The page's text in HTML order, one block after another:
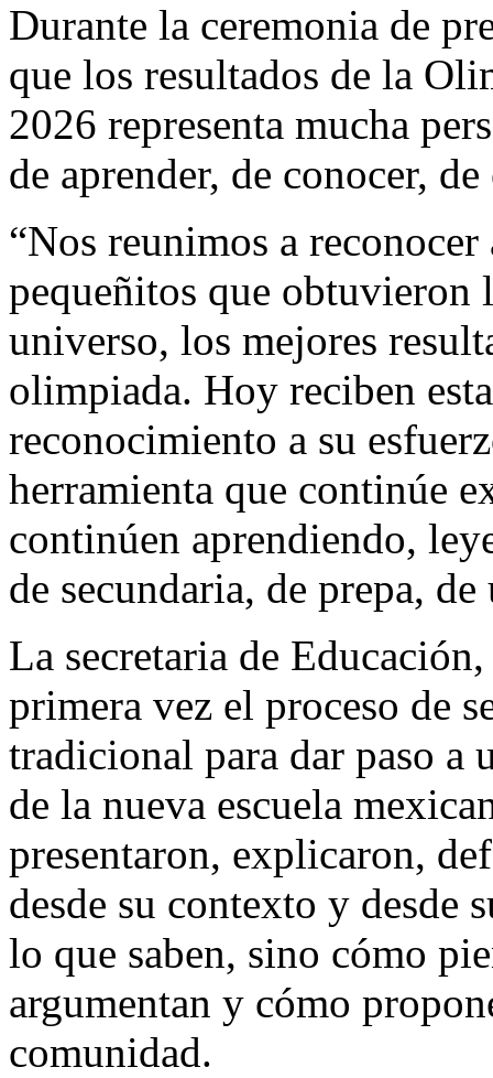
Durante la ceremonia de
que los resultados de la
2026 representa mucha
de aprender, de conocer,
“Nos reunimos a reconocer
pequeñitos que obtuvieron
universo, los mejores
olimpiada. Hoy reciben
reconocimiento a su
herramienta que continúe
continúen aprendiendo,
de secundaria, de prepa,
La secretaria de
primera vez el proceso de
tradicional para dar paso a
de la nueva escuela
presentaron, explicaron,
desde su contexto y desde
lo que saben, sino cómo
argumentan y cómo
comunidad.